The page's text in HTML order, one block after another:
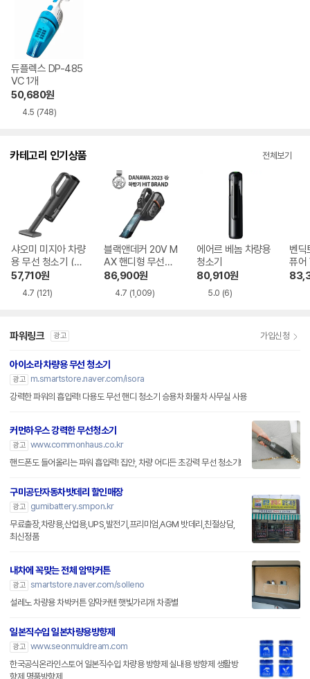
듀플렉스 DP-485
VC 1개
50,680원
4.5 (748)
카테고리 인기상품 전체보기
샤오미 미지아 차량
용 무선 청소기 (해
외구매)
57,710원
4.7 (121)
블랙앤데커 20V M
AX 핸디형 무선청
소기 BHHV520BF
86,900원
4.7 (1,009)
에어르 베놈 차량용
청소기
80,910원
5.0 (6)
벤딕
퓨
파워링크 광고 가입신청
아이소라 차량용 무선 청소기
광고
m.smartstore.naver.com/isora
강력한 파워의 흡입력! 다용도 무선 핸디 청소기 승용차 화물차 사무실 사용
커먼하우스 강력한 무선청소기
광고 www.commonhaus.co.kr
핸드폰도 들어올리는 파워 흡입력! 집안, 차량 어디든 초강력 무선 청소기!
구미공단자동차밧데리 할인매장
광고
gumibattery.smpon.kr
무료출장,차량용,산업용,UPS,발전기,프리미엄,AGM 밧데리,친절상담,
최신정품
내차에 꼭맞는 전체 암막커튼
광고 smartstore.naver.com/solleno
설레노 차량용 차박커튼 암막커텐 햇빛가리개 차종별
일본직수입 일본차량용방향제
광고 www.seonmuldream.com
한국공식온라인스토어 일본직수입 차량용 방향제 실내용 방향제 생활방
향제 명품방향제